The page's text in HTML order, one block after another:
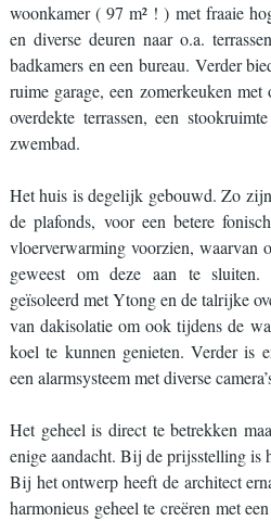
woonkamer ( 97 m² ! ) met fraaie
en diverse deuren naar o.a.
badkamers en een bureau. Verder
ruime garage, een zomerkeuken
overdekte terrassen, een
zwembad.
Het huis is degelijk gebouwd. Zo
de plafonds, voor een betere
vloerverwarming voorzien, waarvan
geweest om deze aan te
geïsoleerd met Ytong en de talrijke
van dakisolatie om ook tijdens de
koel te kunnen genieten. Verder is
een alarmsysteem met diverse
Het geheel is direct te betrekken
enige aandacht. Bij de prijsstelling is
Bij het ontwerp heeft de architect
harmonieus geheel te creëren met